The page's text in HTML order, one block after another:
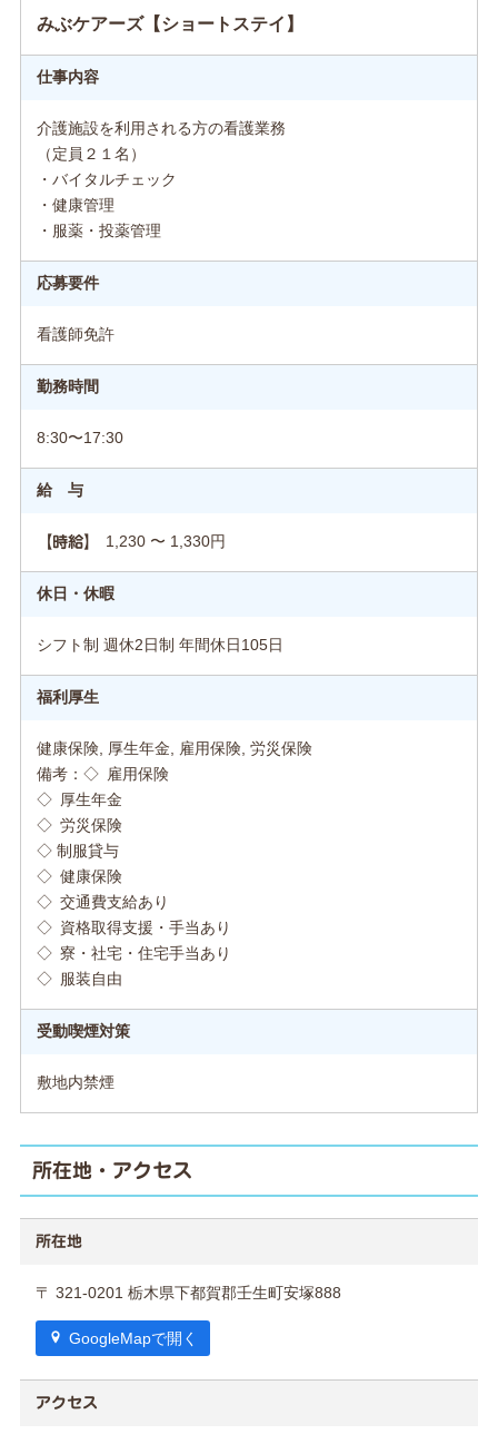
みぶケアーズ【ショートステイ】
仕事内容
介護施設を利用される方の看護業務
（定員２１名）
・バイタルチェック
・健康管理
・服薬・投薬管理
応募要件
看護師免許
勤務時間
8:30〜17:30
給 与
【時給】 1,230 〜 1,330円
休日・休暇
シフト制 週休2日制 年間休日105日
福利厚生
健康保険, 厚生年金, 雇用保険, 労災保険
備考：◇ 雇用保険
◇ 厚生年金
◇ 労災保険
◇ 制服貸与
◇ 健康保険
◇ 交通費支給あり
◇ 資格取得支援・手当あり
◇ 寮・社宅・住宅手当あり
◇ 服装自由
受動喫煙対策
敷地内禁煙
所在地・アクセス
所在地
〒 321-0201 栃木県下都賀郡壬生町安塚888
GoogleMapで開く
アクセス